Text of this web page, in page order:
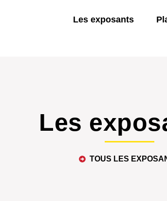
Les exposants
Les
TOUS LES